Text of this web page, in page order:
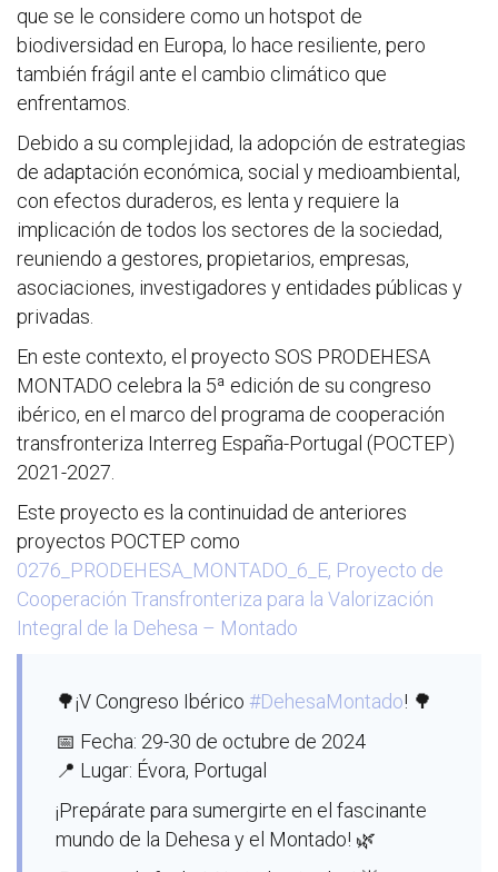
que se le considere como un hotspot de
biodiversidad en Europa, lo hace resiliente, pero
también frágil ante el cambio climático que
enfrentamos.
Debido a su complejidad, la adopción de estrategias
de adaptación económica, social y medioambiental,
con efectos duraderos, es lenta y requiere la
implicación de todos los sectores de la sociedad,
reuniendo a gestores, propietarios, empresas,
asociaciones, investigadores y entidades públicas y
privadas.
En este contexto, el proyecto SOS PRODEHESA
MONTADO celebra la 5ª edición de su congreso
ibérico, en el marco del programa de cooperación
transfronteriza Interreg España-Portugal (POCTEP)
2021-2027.
Este proyecto es la continuidad de anteriores
proyectos POCTEP como
0276_PRODEHESA_MONTADO_6_E, Proyecto de
Cooperación Transfronteriza para la Valorización
Integral de la Dehesa – Montado
🌳¡V Congreso Ibérico #DehesaMontado! 🌳
📅 Fecha: 29-30 de octubre de 2024
📍 Lugar: Évora, Portugal
¡Prepárate para sumergirte en el fascinante
mundo de la Dehesa y el Montado! 🌿